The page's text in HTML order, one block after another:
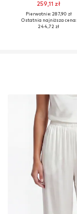
259,11 zł
Pierwotnie: 287,90 zł
Ostatnia najniższa cena:
244,72 zł